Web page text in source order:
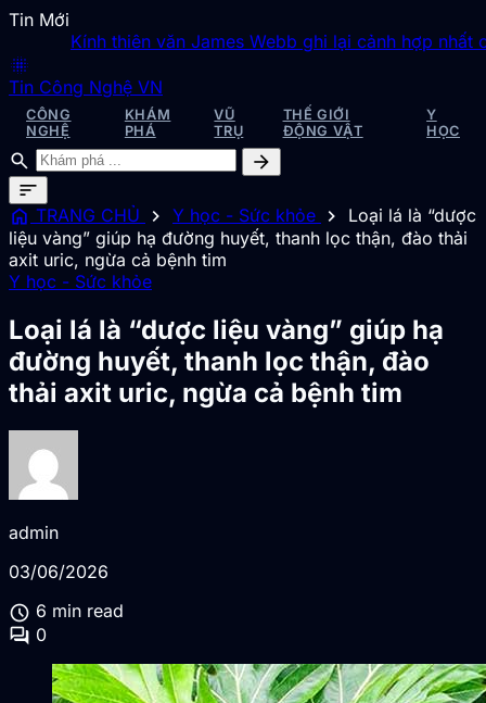
Tin Mới
Kính thiên văn James Webb ghi lại cảnh hợp nhất các
blur_on
Tin Công Nghệ VN
CÔNG
NGHỆ
KHÁM
PHÁ
VŨ
TRỤ
THẾ GIỚI
ĐỘNG VẬT
Y
HỌC
search
arrow_forward
sort
home TRANG CHỦ chevron_right Y học - Sức khỏe chevron_right
Loại lá là “dược
liệu vàng” giúp hạ đường huyết, thanh lọc thận, đào thải
axit uric, ngừa cả bệnh tim
Y học - Sức khỏe
Loại lá là “dược liệu vàng” giúp hạ
đường huyết, thanh lọc thận, đào
thải axit uric, ngừa cả bệnh tim
admin
03/06/2026
schedule 6 min read
forum 0